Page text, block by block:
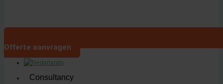
Offerte aanvragen
Consultancy